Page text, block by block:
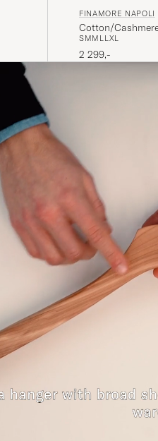
FINAMORE NAPOLI
Cotton/
SMM L L XL
2 299,-